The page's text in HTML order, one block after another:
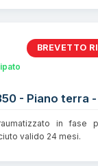
BREVETTO
- Piano terra
in fase
valido 24 mesi.